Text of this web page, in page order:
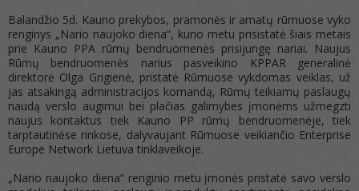
Balandžio 5d. Kauno prekybos, pramonės ir amatų rūmuose vyko
renginys „Nario naujoko diena“, kurio metu prisistatė šiais metais
prie Kauno PPA rūmų bendruomenės prisijungę nariai. Naujus
Rūmų bendruomenės narius pasveikino KPPAR generalinė
direktorė Olga Grigienė, pristatė Rūmuose vykdomas veiklas, už
jas atsakingą administracijos komandą, Rūmų teikiamų paslaugų
naudą verslo augimui bei plačias galimybes įmonėms užmegzti
naujus kontaktus tiek Kauno PP rūmų bendruomenėje, tiek
tarptautinėse rinkose, dalyvaujant Rūmuose veikiančio Enterprise
Europe Network Lietuva tinklaveikoje.
„Nario naujoko diena“ renginio metu įmonės pristatė savo verslo